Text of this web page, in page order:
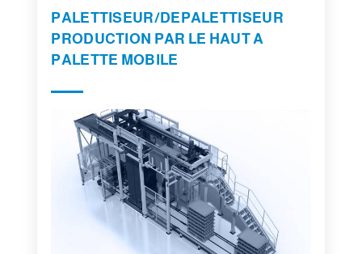
PALETTISEUR/DEPALETTISEUR
PRODUCTION PAR LE HAUT A
PALETTE MOBILE